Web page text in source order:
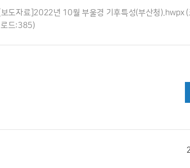
도자료]2022년 10월 부울경 기후특성(부산청).hwpx
드:385)